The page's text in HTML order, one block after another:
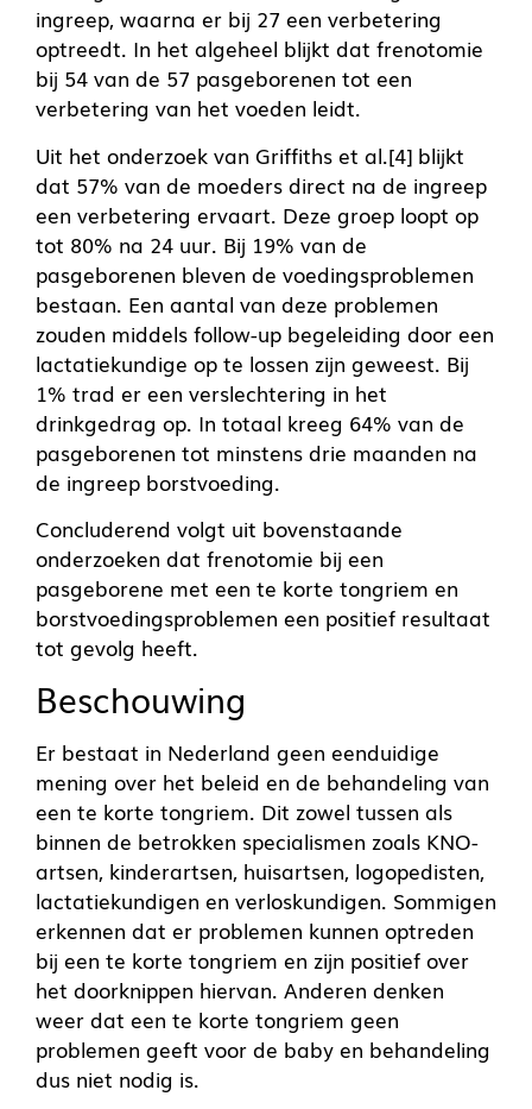
ingreep, waarna er bij 27 een verbetering
optreedt. In het algeheel blijkt dat frenotomie
bij 54 van de 57 pasgeborenen tot een
verbetering van het voeden leidt.
Uit het onderzoek van Griffiths et al.[4] blijkt
dat 57% van de moeders direct na de ingreep
een verbetering ervaart. Deze groep loopt op
tot 80% na 24 uur. Bij 19% van de
pasgeborenen bleven de voedingsproblemen
bestaan. Een aantal van deze problemen
zouden middels follow-up begeleiding door een
lactatiekundige op te lossen zijn geweest. Bij
1% trad er een verslechtering in het
drinkgedrag op. In totaal kreeg 64% van de
pasgeborenen tot minstens drie maanden na
de ingreep borstvoeding.
Concluderend volgt uit bovenstaande
onderzoeken dat frenotomie bij een
pasgeborene met een te korte tongriem en
borstvoedingsproblemen een positief resultaat
tot gevolg heeft.
Beschouwing
Er bestaat in Nederland geen eenduidige
mening over het beleid en de behandeling van
een te korte tongriem. Dit zowel tussen als
binnen de betrokken specialismen zoals KNO-
artsen, kinderartsen, huisartsen, logopedisten,
lactatiekundigen en verloskundigen. Sommigen
erkennen dat er problemen kunnen optreden
bij een te korte tongriem en zijn positief over
het doorknippen hiervan. Anderen denken
weer dat een te korte tongriem geen
problemen geeft voor de baby en behandeling
dus niet nodig is.